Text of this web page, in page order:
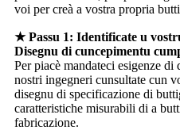
voi per creà a vostra propria
★ Passu 1: Identificate u
Disegnu di cuncepimentu
Per piacè mandateci esigenze
nostri ingegneri cunsultate cun
disegnu di specificazione di
caratteristiche misurabili di a
fabricazione.